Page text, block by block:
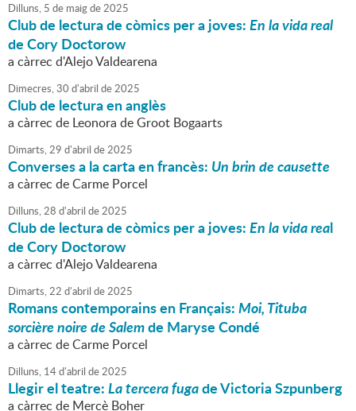
Dilluns, 5 de maigde2025
Club de lectura de còmics per a joves:En la vida real
de Cory Doctorow
a càrrec d'Alejo Valdearena
Dimecres,30 d'abril de2025
Club de lectura en anglès
a càrrec de Leonora de Groot Bogaarts
Dimarts,29 d'abril de2025
Converses a la carta en francès: Un brin de causette
a càrrec de Carme Porcel
Dilluns,28 d'abril de2025
Club de lectura de còmics per a joves:En la vida real
de Cory Doctorow
a càrrec d'Alejo Valdearena
Dimarts,22 d'abril de2025
Romans contemporains en Français:Moi, Tituba
sorcière noire de Salemde Maryse Condé
a càrrec de Carme Porcel
Dilluns, 14d'abril de2025
Llegir el teatre:La tercera fugade Victoria Szpunberg
a càrrec de Mercè Boher